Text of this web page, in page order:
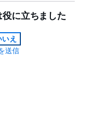
に立ちました
いえ
送信